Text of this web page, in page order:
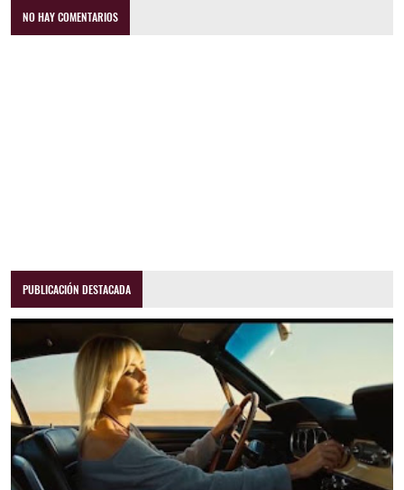
NO HAY COMENTARIOS
PUBLICACIÓN DESTACADA